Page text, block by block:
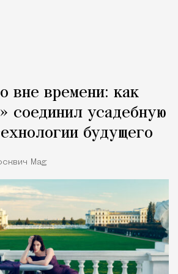
вне времени: как
соединил усадебную
будущего
Mag